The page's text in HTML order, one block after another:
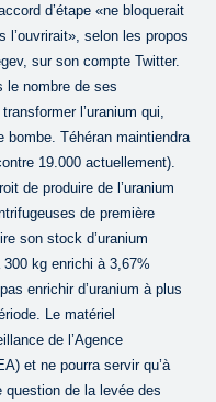
d’étape «ne bloquerait
l’ouvrirait», selon les propos
sur son compte Twitter.
le nombre de ses
l’uranium qui,
bombe. Téhéran maintiendra
19.000 actuellement).
de produire de l’uranium
de première
son stock d’uranium
kg enrichi à 3,67%
enrichir d’uranium à plus
Le matériel
de l’Agence
et ne pourra servir qu’à
de la levée des